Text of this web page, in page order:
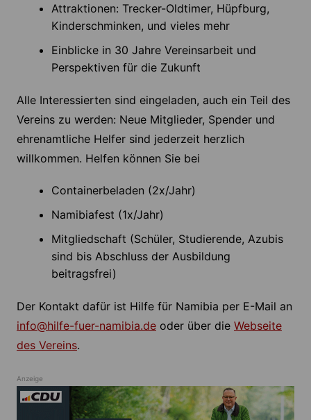
Attraktionen: Trecker-Oldtimer, Hüpfburg,
Kinderschminken, und vieles mehr
Einblicke in 30 Jahre Vereinsarbeit und
Perspektiven für die Zukunft
Alle Interessierten sind eingeladen, auch ein Teil des
Vereins zu werden: Neue Mitglieder, Spender und
ehrenamtliche Helfer sind jederzeit herzlich
willkommen. Helfen können Sie bei
Containerbeladen (2x/Jahr)
Namibiafest (1x/Jahr)
Mitgliedschaft (Schüler, Studierende, Azubis
sind bis Abschluss der Ausbildung
beitragsfrei)
Der Kontakt dafür ist Hilfe für Namibia per E-Mail an
info@hilfe-fuer-namibia.deoder über die Webseite
des Vereins.
Anzeige